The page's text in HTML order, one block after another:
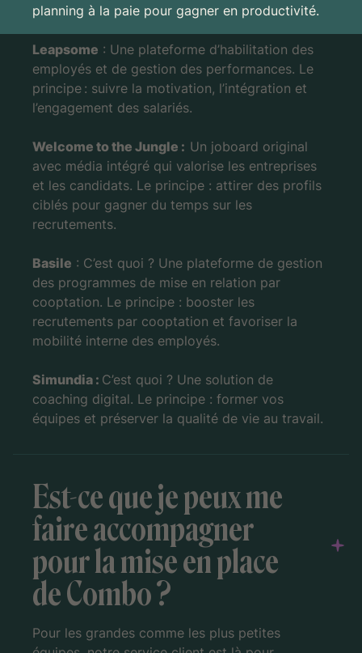
planning à la paie pour gagner en productivité.
Leapsome : Une plateforme d’habilitation des
employés et de gestion des performances. Le
principe : suivre la motivation, l’intégration et
l’engagement des salariés.
Welcome to the Jungle : Un joboard original
avec média intégré qui valorise les entreprises
et les candidats. Le principe : attirer des profils
ciblés pour gagner du temps sur les
recrutements.
Basile : C’est quoi ? Une plateforme de gestion
des programmes de mise en relation par
cooptation. Le principe : booster les
recrutements par cooptation et favoriser la
mobilité interne des employés.
Simundia : C’est quoi ? Une solution de
coaching digital. Le principe : former vos
équipes et préserver la qualité de vie au travail.
Est-ce que je peux me
faire accompagner
pour la mise en place
de Combo ?
Pour les grandes comme les plus petites